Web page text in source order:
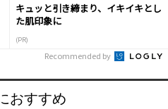
キュッと引き締まり、イキイキとし
た肌印象に
(PR)
Recommended by
おすすめ